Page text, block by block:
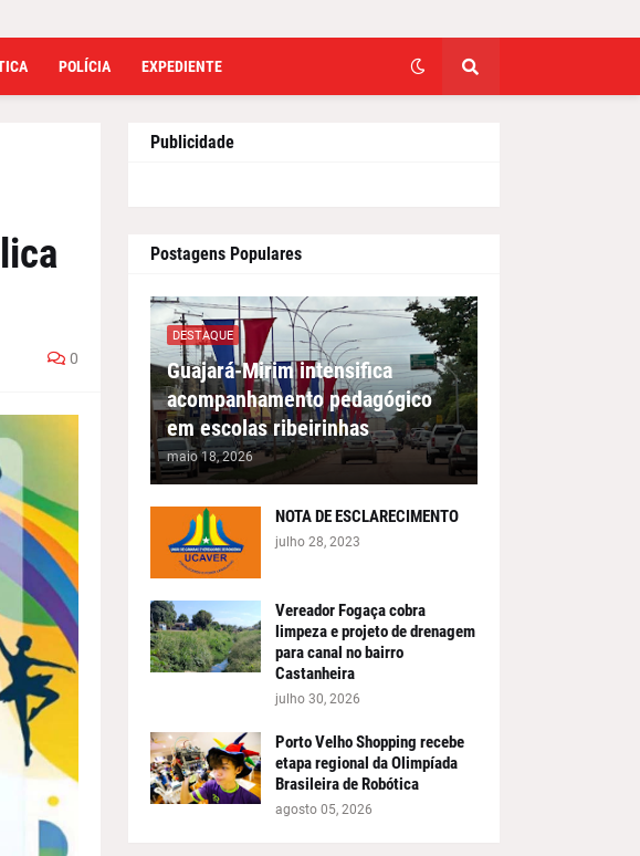
POLÍCIA EXPEDIENTE
0
Publicidade
Postagens Populares
DESTAQUE
Guajará-Mirim intensifica
acompanhamento pedagógico
em escolas ribeirinhas
maio 18, 2026
NOTA DE ESCLARECIMENTO
julho 28, 2023
Vereador Fogaça cobra
limpeza e projeto de drenagem
para canal no bairro
Castanheira
julho 30, 2026
Porto Velho Shopping recebe
etapa regional da Olimpíada
Brasileira de Robótica
agosto 05, 2026